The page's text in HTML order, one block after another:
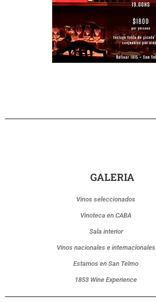
GALERIA
Vinos seleccionados
Vinoteca en CABA
Sala interior
Vinos nacionales e internacionales
Estamos en San Telmo
1853 Wine Experience